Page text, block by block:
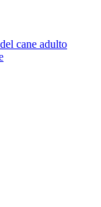
cane adulto